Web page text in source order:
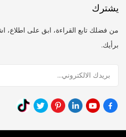
يشترك
من فضلك تابع القراءة، ابق على اطلاع،
برأيك.